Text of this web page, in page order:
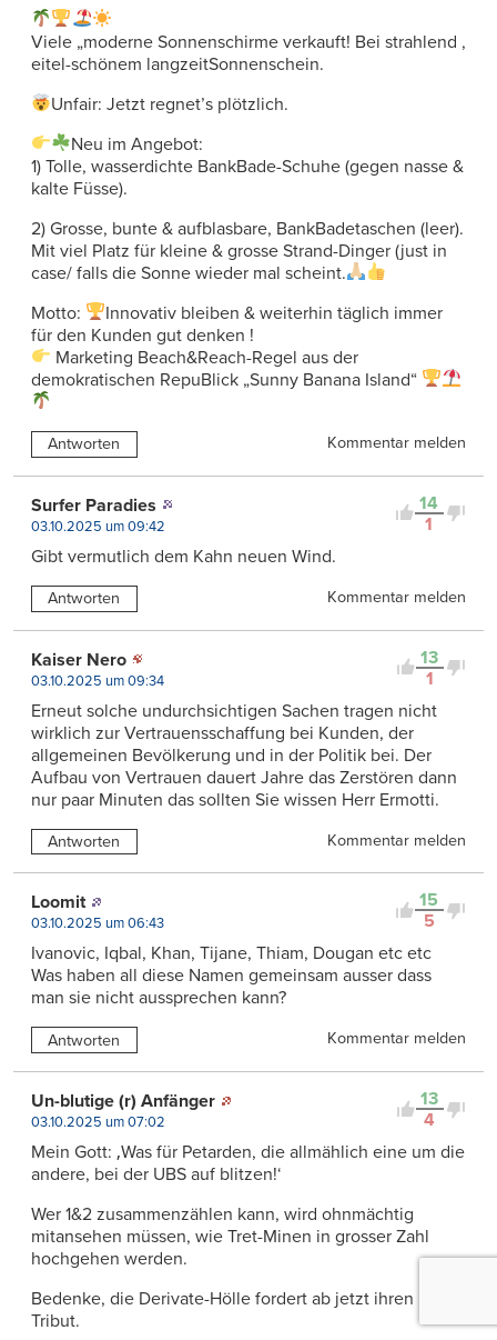
Viele „moderne Sonnenschirme verkauft! Bei strahlend ,
eitel-schönem langzeitSonnenschein.
Unfair: Jetzt regnet’s plötzlich.
Neu im Angebot:
1) Tolle, wasserdichte BankBade-Schuhe (gegen nasse &
kalte Füsse).
2) Grosse, bunte & aufblasbare, BankBadetaschen (leer).
Mit viel Platz für kleine & grosse Strand-Dinger (just in
case/ falls die Sonne wieder mal scheint.
Motto:
Innovativ bleiben & weiterhin täglich immer
für den Kunden gut denken !
Marketing Beach&Reach-Regel aus der
demokratischen RepuBlick „Sunny Banana Island“
Antworten Kommentar melden
14
1
Surfer Paradies
03.10.2025 um 09:42
Gibt vermutlich dem Kahn neuen Wind.
Antworten Kommentar melden
13
1
Kaiser Nero
03.10.2025 um 09:34
Erneut solche undurchsichtigen Sachen tragen nicht
wirklich zur Vertrauensschaffung bei Kunden, der
allgemeinen Bevölkerung und in der Politik bei. Der
Aufbau von Vertrauen dauert Jahre das Zerstören dann
nur paar Minuten das sollten Sie wissen Herr Ermotti.
Antworten Kommentar melden
15
5
Loomit
03.10.2025 um 06:43
Ivanovic, Iqbal, Khan, Tijane, Thiam, Dougan etc etc
Was haben all diese Namen gemeinsam ausser dass
man sie nicht aussprechen kann?
Antworten Kommentar melden
13
4
Un-blutige (r) Anfänger
03.10.2025 um 07:02
Mein Gott: ‚Was für Petarden, die allmählich eine um die
andere, bei der UBS auf blitzen!‘
Wer 1&2 zusammenzählen kann, wird ohnmächtig
mitansehen müssen, wie Tret-Minen in grosser Zahl
hochgehen werden.
Bedenke, die Derivate-Hölle fordert ab jetzt ihren
Tribut.